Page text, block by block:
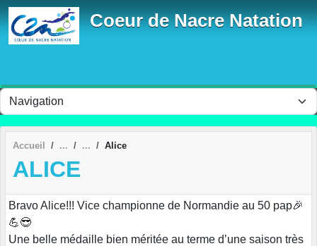
Coeur de Nacre Natation
Accueil Alice
ALICE
Bravo Alice!!! Vice championne de Normandie au 50 pap🎉
💪😎
Une belle médaille bien méritée au terme d’une saison très
Panneau de gestion des cookies